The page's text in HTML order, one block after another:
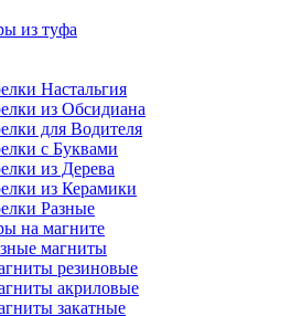
из туфа
Настальгия
из Обсидиана
для Водителя
с Буквами
из Дерева
из Керамики
Разные
на магните
магниты
резиновые
акриловые
закатные